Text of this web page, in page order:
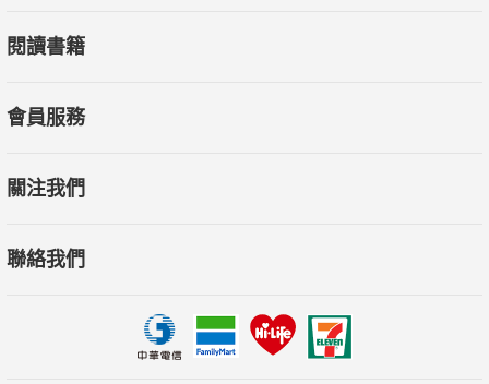
閱讀書籍
會員服務
關注我們
聯絡我們